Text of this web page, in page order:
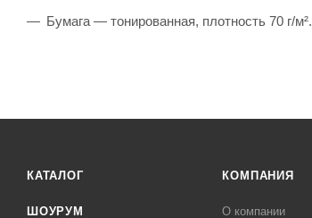
Бумага — тонированная, плотность 70 г/м².
КАТАЛОГ
ШОУРУМ
КОМПАНИЯ
О компании